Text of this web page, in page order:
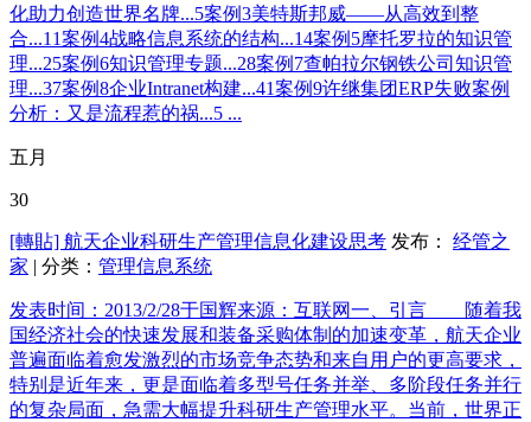
化助力创造世界名牌...5案例3美特斯邦威——从高效到整
合...11案例4战略信息系统的结构...14案例5摩托罗拉的知识管
理...25案例6知识管理专题...28案例7查帕拉尔钢铁公司知识管
理...37案例8企业Intranet构建...41案例9许继集团ERP失败案例
分析：又是流程惹的祸...5 ...
五月
30
[轉貼] 航天企业科研生产管理信息化建设思考 发布： 经管之
家 | 分类： 管理信息系统
发表时间：2013/2/28于国辉来源：互联网一、引言 随着我
国经济社会的快速发展和装备采购体制的加速变革，航天企业
普遍面临着愈发激烈的市场竞争态势和来自用户的更高要求，
特别是近年来，更是面临着多型号任务并举、多阶段任务并行
的复杂局面，急需大幅提升科研生产管理水平。当前，世界正